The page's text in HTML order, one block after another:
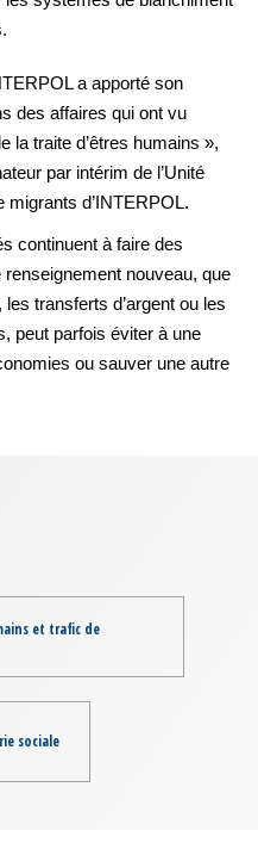
a apporté son
des affaires qui ont vu
la traite d’êtres humains »,
par intérim de l’Unité
migrants d’INTERPOL.
continuent à faire des
nouveau, que
transferts d’argent ou les
peut parfois éviter à une
ou sauver une autre
et trafic de
sociale